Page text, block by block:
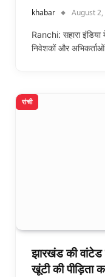
khabar August
Ranchi: सहारा
निवेशकों और
रांची
झारखंड की वांटेड
खूंटी की पीड़िता